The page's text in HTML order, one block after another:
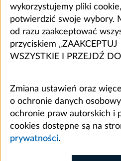
wykorzystujemy pliki
potwierdzić swoje wybory.
od razu zaakceptować
przyciskiem „ZAAKCEPTUJ
WSZYSTKIE I PRZEJDŹ DO
Zmiana ustawień oraz
o ochronie danych
ochronie praw autorskich i
cookies dostępne są na
prywatności.